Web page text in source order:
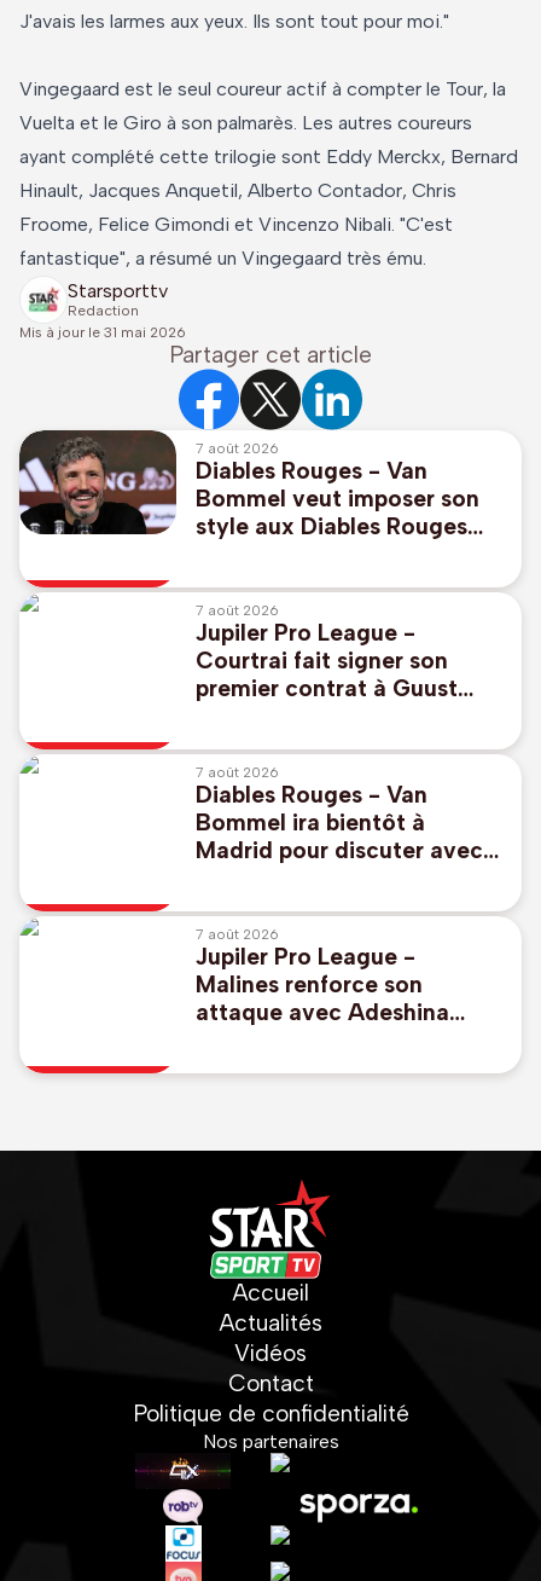
J'avais les larmes aux yeux. Ils sont tout pour moi."
Vingegaard est le seul coureur actif à compter le Tour, la
Vuelta et le Giro à son palmarès. Les autres coureurs
ayant complété cette trilogie sont Eddy Merckx, Bernard
Hinault, Jacques Anquetil, Alberto Contador, Chris
Froome, Felice Gimondi et Vincenzo Nibali. "C'est
fantastique", a résumé un Vingegaard très ému.
Starsporttv
Redaction
Mis à jour le 31 mai 2026
Partager cet article
7 août 2026
Diables Rouges - Van
Bommel veut imposer son
style aux Diables Rouges
7 août 2026
Jupiler Pro League -
Courtrai fait signer son
premier contrat à Guust
7 août 2026
Diables Rouges - Van
Bommel ira bientôt à
Madrid pour discuter avec
encore fixé"
7 août 2026
Jupiler Pro League -
Malines renforce son
attaque avec Adeshina
Accueil
Actualités
Vidéos
Contact
Politique de confidentialité
Nos partenaires